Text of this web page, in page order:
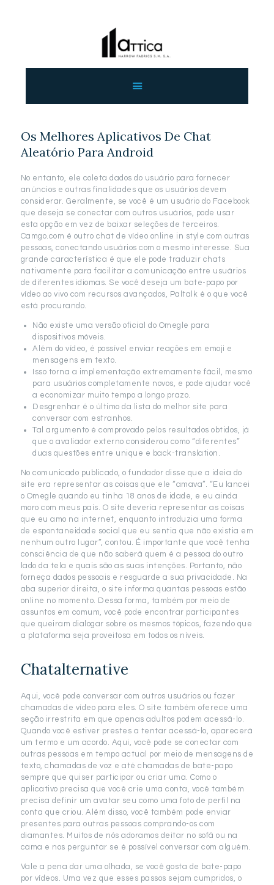
ΕΠΙΚΟΙΝΩΝΙΑ
ΧΟΝΔΡΙΚΗ
Os Melhores Aplicativos De Chat
Aleatório Para Android
No entanto, ele coleta dados do usuário para fornecer
anúncios e outras finalidades que os usuários devem
considerar. Geralmente, se você é um usuário do Facebook
que deseja se conectar com outros usuários, pode usar
esta opção em vez de baixar seleções de terceiros.
Camgo.com é outro chat de vídeo online in style com outras
pessoas, conectando usuários com o mesmo interesse. Sua
grande característica é que ele pode traduzir chats
nativamente para facilitar a comunicação entre usuários
de diferentes idiomas. Se você deseja um bate-papo por
vídeo ao vivo com recursos avançados, Paltalk é o que você
está procurando.
Não existe uma versão oficial do Omegle para
dispositivos móveis.
Além do vídeo, é possível enviar reações em emoji e
mensagens em texto.
Isso torna a implementação extremamente fácil, mesmo
para usuários completamente novos, e pode ajudar você
a economizar muito tempo a longo prazo.
Desgrenhar é o último da lista do melhor site para
conversar com estranhos.
Tal argumento é comprovado pelos resultados obtidos, já
que o avaliador externo considerou como “diferentes”
duas questões entre unique e back-translation.
No comunicado publicado, o fundador disse que a ideia do
site era representar as coisas que ele “amava”. “Eu lancei
o Omegle quando eu tinha 18 anos de idade, e eu ainda
moro com meus pais. O site deveria representar as coisas
que eu amo na internet, enquanto introduzia uma forma
de espontaneidade social que eu sentia que não existia em
nenhum outro lugar”, contou. É importante que você tenha
consciência de que não saberá quem é a pessoa do outro
lado da tela e quais são as suas intenções. Portanto, não
forneça dados pessoais e resguarde a sua privacidade. Na
aba superior direita, o site informa quantas pessoas estão
online no momento. Dessa forma, também por meio de
assuntos em comum, você pode encontrar participantes
que queiram dialogar sobre os mesmos tópicos, fazendo que
a plataforma seja proveitosa em todos os níveis.
Chatalternative
Aqui, você pode conversar com outros usuários ou fazer
chamadas de vídeo para eles. O site também oferece uma
seção irrestrita em que apenas adultos podem acessá-lo.
Quando você estiver prestes a tentar acessá-lo, aparecerá
um termo e um acordo. Aqui, você pode se conectar com
outras pessoas em tempo actual por meio de mensagens de
texto, chamadas de voz e até chamadas de bate-papo
sempre que quiser participar ou criar uma. Como o
aplicativo precisa que você crie uma conta, você também
precisa definir um avatar seu como uma foto de perfil na
conta que criou. Além disso, você também pode enviar
presentes para outras pessoas comprando-os com
diamantes. Muitos de nós adoramos deitar no sofá ou na
cama e nos perguntar se é possível conversar com alguém.
Vale a pena dar uma olhada, se você gosta de bate-papo
por vídeos. Uma vez que esses passos sejam cumpridos, o